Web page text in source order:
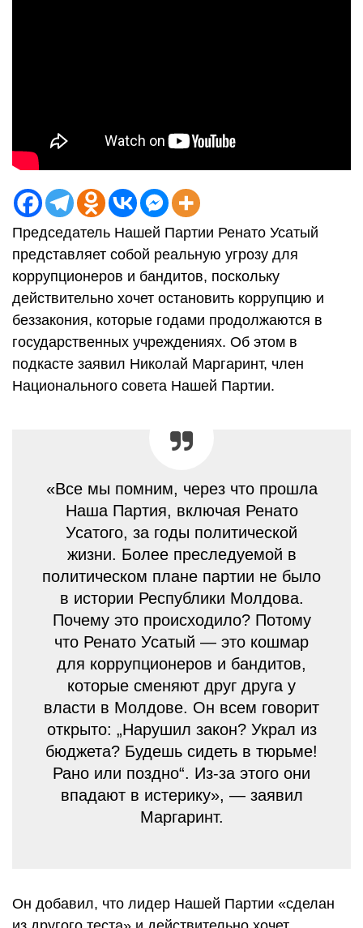
Председатель Нашей Партии Ренато Усатый
представляет собой реальную угрозу для
коррупционеров и бандитов, поскольку
действительно хочет остановить коррупцию и
беззакония, которые годами продолжаются в
государственных учреждениях. Об этом в
подкасте заявил Николай Маргаринт, член
Национального совета Нашей Партии.
«Все мы помним, через что прошла
Наша Партия, включая Ренато
Усатого, за годы политической
жизни. Более преследуемой в
политическом плане партии не было
в истории Республики Молдова.
Почему это происходило? Потому
что Ренато Усатый — это кошмар
для коррупционеров и бандитов,
которые сменяют друг друга у
власти в Молдове. Он всем говорит
открыто: „Нарушил закон? Украл из
бюджета? Будешь сидеть в тюрьме!
Рано или поздно“. Из-за этого они
впадают в истерику», — заявил
Маргаринт.
Он добавил, что лидер Нашей Партии «сделан